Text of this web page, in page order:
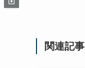
関連記事